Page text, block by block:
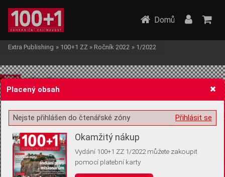
Žádost o souhlas s ukládáním volitelných informací
Domů
Extra Publishing » 100+1 ZZ » Ročník 2022 » 1/2022
Placený obsah
Přihlásit se
Nejste přihlášen do čtenářské zóny
Okamžitý nákup
Vydání 100+1 ZZ 1/2022 můžete zakoupit
pomocí platební karty